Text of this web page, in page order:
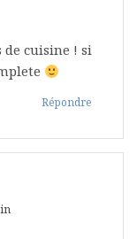
de cuisine ! si
Répondre